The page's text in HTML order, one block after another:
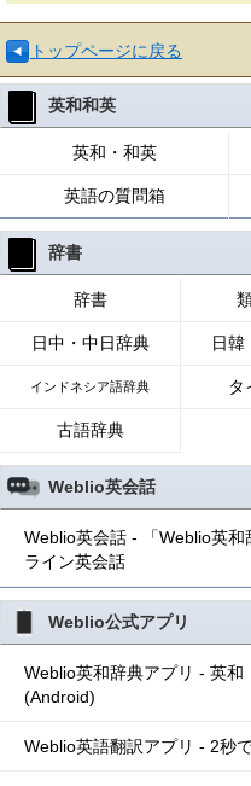
トップページに戻る
英和和英
英和・和英
英語の質問箱
辞書
辞書
日中・中日辞典 日韓
インドネシア語辞典 タ
古語辞典
Weblio英会話
Weblio英会話 - 「Weblio英
ライン英会話
Weblio公式アプリ
Weblio英和辞典アプリ - 英
(Android)
Weblio英語翻訳アプリ - 2秒